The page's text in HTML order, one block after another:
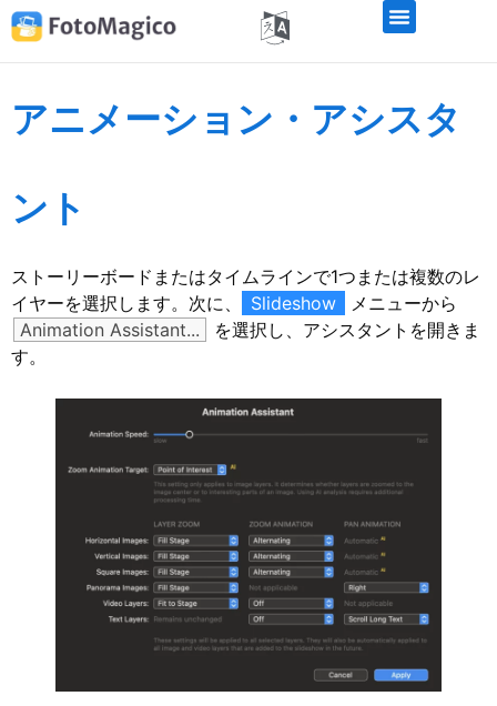
アニメーション・アシスタ
ント
ストーリーボードまたはタイムラインで1つまたは複数のレ
イヤーを選択します。次に、
Slideshow
メニューから
Animation Assistant...
を選択し、アシスタントを開きま
す。